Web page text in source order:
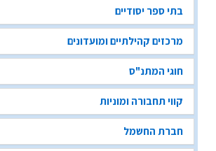
בתי ספר יסודיים
מרכזים קהילתיים ומועדונים
חוגי המתנ"ס
קווי תחבורה ומוניות
חברת החשמל